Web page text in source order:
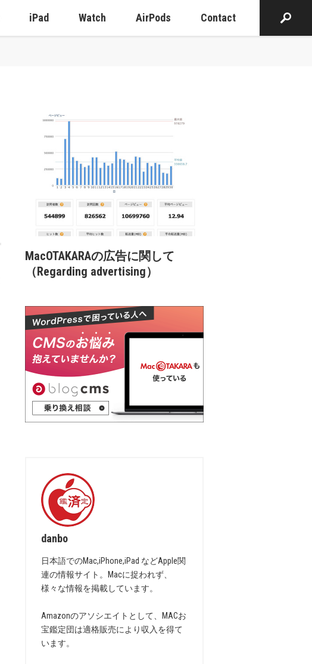
iPad Watch AirPods Contact
MacOTAKARAの広告に関して
（Regarding advertising）
danbo
日本語でのMac,iPhone,iPad などApple関
連の情報サイト。Macに捉われず、
様々な情報を掲載しています。
Amazonのアソシエイトとして、MACお
宝鑑定団は適格販売により収入を得て
います。